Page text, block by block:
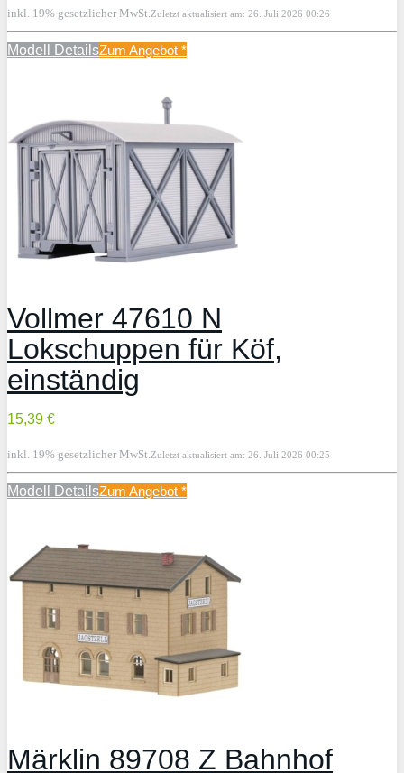
inkl. 19% gesetzlicher MwSt. Zuletzt aktualisiert am: 26. Juli 2026 00:26
Modell DetailsZum Angebot *
Vollmer 47610 N
Lokschuppen für Köf,
einständig
15,39 €
inkl. 19% gesetzlicher MwSt. Zuletzt aktualisiert am: 26. Juli 2026 00:25
Modell DetailsZum Angebot *
Märklin 89708 Z Bahnhof